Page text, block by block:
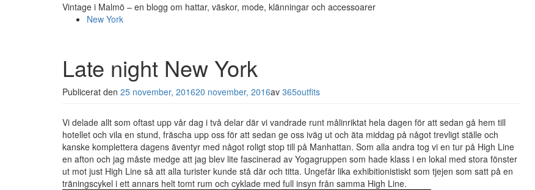
Vintage i Malmö – en blogg om hattar, väskor, mode, klänningar och accessoarer
New York
Late night New York
Publicerat den 25 november, 201620 november, 2016av 365outfits
Vi delade allt som oftast upp vår dag i två delar där vi vandrade runt målinriktat hela dagen för att sedan gå hem till
hotellet och vila en stund, fräscha upp oss för att sedan ge oss iväg ut och äta middag på något trevligt ställe och
kanske komplettera dagens äventyr med något roligt stop till på Manhattan. Som alla andra tog vi en tur på High Line
en afton och jag måste medge att jag blev lite fascinerad av Yogagruppen som hade klass i en lokal med stora fönster
ut mot just High Line så att alla turister kunde stå där och titta. Ungefär lika exhibitionistiskt som tjejen som satt på en
träningscykel i ett annars helt tomt rum och cyklade med full insyn från samma High Line.